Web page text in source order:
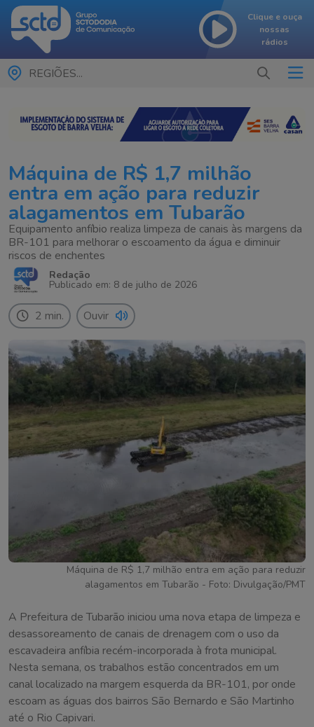
Clique e ouça
nossas
rádios
REGIÕES...
Máquina de R$ 1,7 milhão
entra em ação para reduzir
alagamentos em Tubarão
Equipamento anfíbio realiza limpeza de canais às margens da
BR-101 para melhorar o escoamento da água e diminuir
riscos de enchentes
Redação
Publicado em: 8 de julho de 2026
2 min. Ouvir
Máquina de R$ 1,7 milhão entra em ação para reduzir
alagamentos em Tubarão - Foto: Divulgação/PMT
A Prefeitura de Tubarão iniciou uma nova etapa de limpeza e
desassoreamento de canais de drenagem com o uso da
escavadeira anfíbia recém-incorporada à frota municipal.
Nesta semana, os trabalhos estão concentrados em um
canal localizado na margem esquerda da BR-101, por onde
escoam as águas dos bairros São Bernardo e São Martinho
até o Rio Capivari.